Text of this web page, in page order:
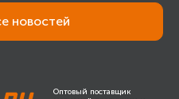
новостей
Оптовый поставщик